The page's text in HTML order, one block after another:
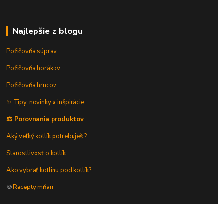
Najlepšie z blogu
Požičovňa súprav
Požičovňa horákov
Požičovňa hrncov
✨ Tipy, novinky a inšpirácie
⚖️ Porovnania produktov
Aký veľký kotlík potrebuješ ?
Starostlivosť o kotlík
Ako vybrať kotlinu pod kotlík?
🍲Recepty mňam